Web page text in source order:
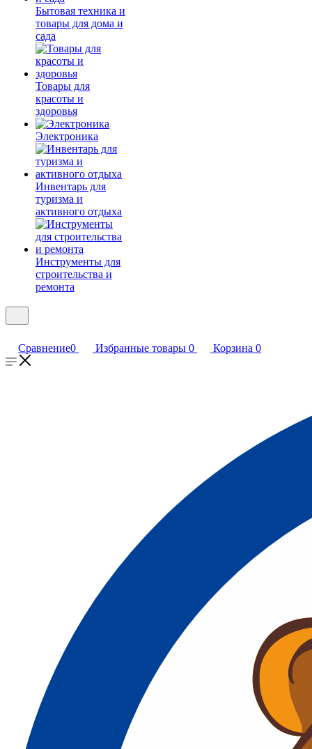
Бытовая техника и
товары для дома и
сада
Товары для
красоты и
здоровья
Электроника
Инвентарь для
туризма и
активного отдыха
Инструменты для
строительства и
ремонта
Сравнение0 Избранные товары 0 Корзина 0